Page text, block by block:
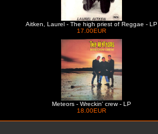
Aitken, Laurel - The high priest of Reggae - LP
17.00EUR
Meteors - Wreckin' crew - LP
18.00EUR